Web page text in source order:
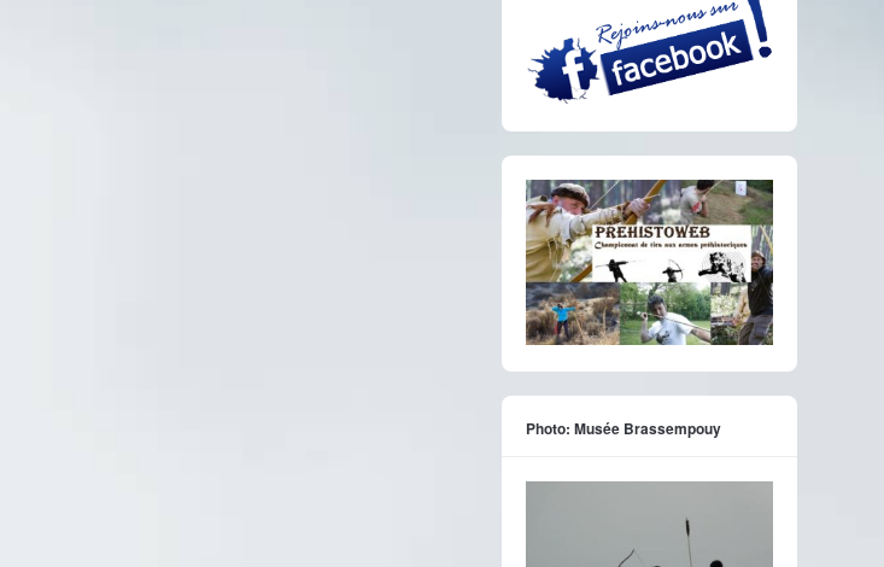
Photo: Musée Brassempouy